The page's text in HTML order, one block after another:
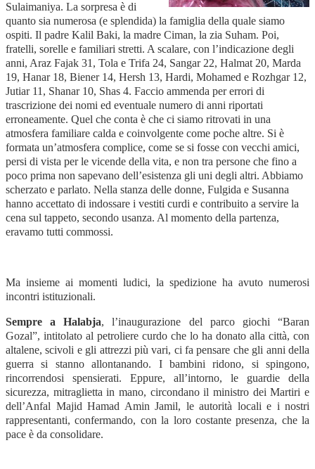
Sulaimaniya. La sorpresa è di
quanto sia numerosa (e splendida) la famiglia della quale siamo
ospiti. Il padre Kalil Baki, la madre Ciman, la zia Suham. Poi,
fratelli, sorelle e familiari stretti. A scalare, con l’indicazione degli
anni, Araz Fajak 31, Tola e Trifa 24, Sangar 22, Halmat 20, Marda
19, Hanar 18, Biener 14, Hersh 13, Hardi, Mohamed e Rozhgar 12,
Jutiar 11, Shanar 10, Shas 4. Faccio ammenda per errori di
trascrizione dei nomi ed eventuale numero di anni riportati
erroneamente. Quel che conta è che ci siamo ritrovati in una
atmosfera familiare calda e coinvolgente come poche altre. Si è
formata un’atmosfera complice, come se si fosse con vecchi amici,
persi di vista per le vicende della vita, e non tra persone che fino a
poco prima non sapevano dell’esistenza gli uni degli altri. Abbiamo
scherzato e parlato. Nella stanza delle donne, Fulgida e Susanna
hanno accettato di indossare i vestiti curdi e contribuito a servire la
cena sul tappeto, secondo usanza. Al momento della partenza,
eravamo tutti commossi.
Ma insieme ai momenti ludici, la spedizione ha avuto numerosi
incontri istituzionali.
Sempre a Halabja, l’inaugurazione del parco giochi “Baran
Gozal”, intitolato al petroliere curdo che lo ha donato alla città, con
altalene, scivoli e gli attrezzi più vari, ci fa pensare che gli anni della
guerra si stanno allontanando. I bambini ridono, si spingono,
rincorrendosi spensierati. Eppure, all’intorno, le guardie della
sicurezza, mitraglietta in mano, circondano il ministro dei Martiri e
dell’Anfal Majid Hamad Amin Jamil, le autorità locali e i nostri
rappresentanti, confermando, con la loro costante presenza, che la
pace è da consolidare.